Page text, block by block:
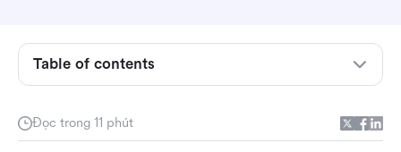
Đọc trong 11 phút
Table of contents
gian trong Notion
Những hạn chế của việc theo dõi thời gian với
Vì sao các nhóm đang phát triển lại vượt quá